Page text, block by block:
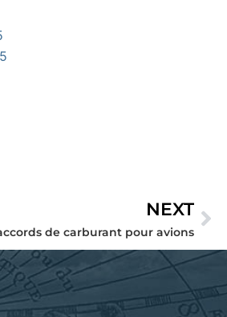
NEXT
de carburant pour avions